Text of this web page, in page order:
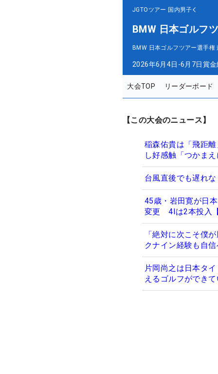
JGTOツアー 国内男子
BMW 日本ゴルフ
BMW 日本ゴルフツアー選手権
2026年6月4日-6月7日賞
大会TOP リーダーボード
【この大会のニュース】
稲森佑貴は「飛距
し好感触「つかま
台風直後でも遅れ
45歳・岩田寛が日
変更 4Iは2本投入
「絶対に次こそ僕
クナイン経験も自
片岡尚之は日本タ
えるゴルフができ